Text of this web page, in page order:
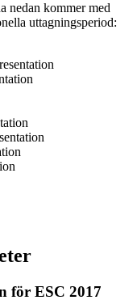
nedan kommer med
uttagningsperiod:
för ESC 2017